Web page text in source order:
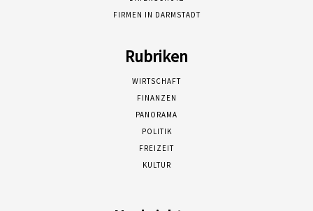
FIRMEN IN DARMSTADT
Rubriken
WIRTSCHAFT
FINANZEN
PANORAMA
POLITIK
FREIZEIT
KULTUR